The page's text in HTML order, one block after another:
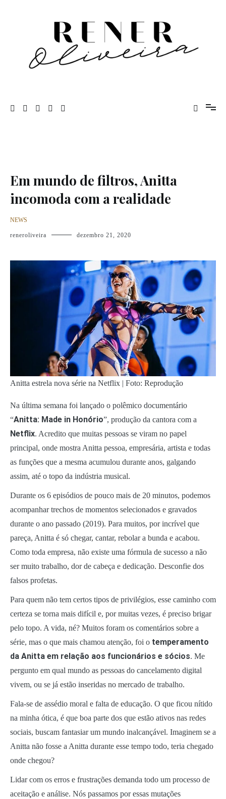
Em mundo de filtros, Anitta
incomoda com a realidade
NEWS
reneroliveira dezembro 21, 2020
Anitta estrela nova série na Netflix | Foto: Reprodução
Na última semana foi lançado o polêmico documentário
“Anitta: Made in Honório”, produção da cantora com a
Netflix. Acredito que muitas pessoas se viram no papel
principal, onde mostra Anitta pessoa, empresária, artista e todas
as funções que a mesma acumulou durante anos, galgando
assim, até o topo da indústria musical.
Durante os 6 episódios de pouco mais de 20 minutos, podemos
acompanhar trechos de momentos selecionados e gravados
durante o ano passado (2019). Para muitos, por incrível que
pareça, Anitta é só chegar, cantar, rebolar a bunda e acabou.
Como toda empresa, não existe uma fórmula de sucesso a não
ser muito trabalho, dor de cabeça e dedicação. Desconfie dos
falsos profetas.
Para quem não tem certos tipos de privilégios, esse caminho com
certeza se torna mais difícil e, por muitas vezes, é preciso brigar
pelo topo. A vida, né? Muitos foram os comentários sobre a
série, mas o que mais chamou atenção, foi o temperamento
da Anitta em relação aos funcionários e sócios. Me
pergunto em qual mundo as pessoas do cancelamento digital
vivem, ou se já estão inseridas no mercado de trabalho.
Fala-se de assédio moral e falta de educação. O que ficou nítido
na minha ótica, é que boa parte dos que estão ativos nas redes
sociais, buscam fantasiar um mundo inalcançável. Imaginem se a
Anitta não fosse a Anitta durante esse tempo todo, teria chegado
onde chegou?
Lidar com os erros e frustrações demanda todo um processo de
aceitação e análise. Nós passamos por essas mutações